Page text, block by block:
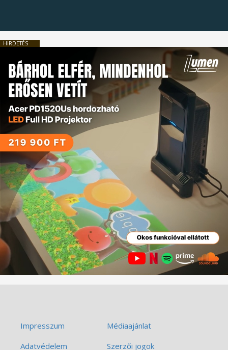
HIRDETÉS
Impresszum
Médiaajánlat
Adatvédelem
Szerzői jogok